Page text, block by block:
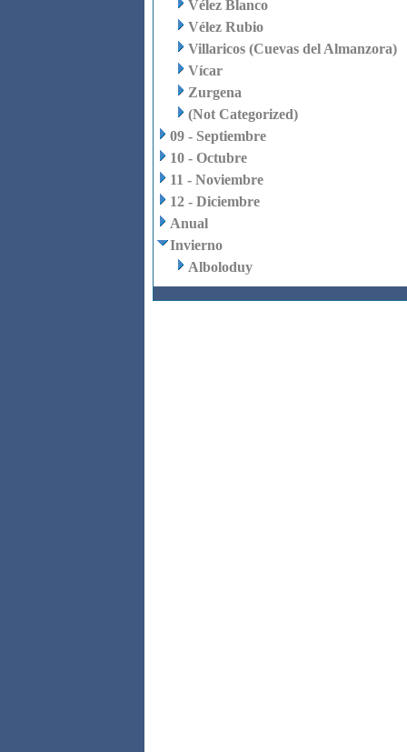
Vélez Blanco
Vélez Rubio
Villaricos (Cuevas del Almanzora)
Vícar
Zurgena
(Not Categorized)
09 - Septiembre
10 - Octubre
11 - Noviembre
12 - Diciembre
Anual
Invierno
Alboloduy